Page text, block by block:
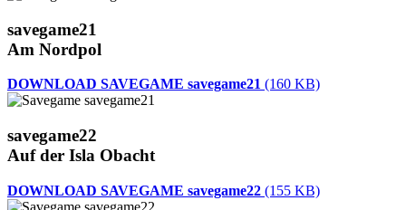
savegame21
Am Nordpol
DOWNLOAD SAVEGAME savegame21 (160 KB)
savegame22
Auf der Isla Obacht
DOWNLOAD SAVEGAME savegame22 (155 KB)